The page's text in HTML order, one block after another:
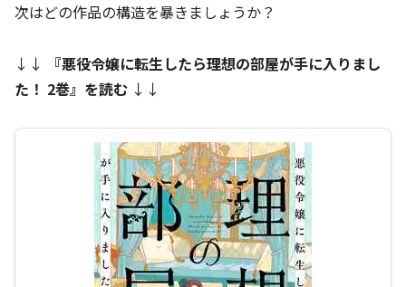
次はどの作品の構造を暴きましょうか？
↓↓ 『悪役令嬢に転生したら理想の部屋が手に入りまし
た！ 2巻』を読む ↓↓